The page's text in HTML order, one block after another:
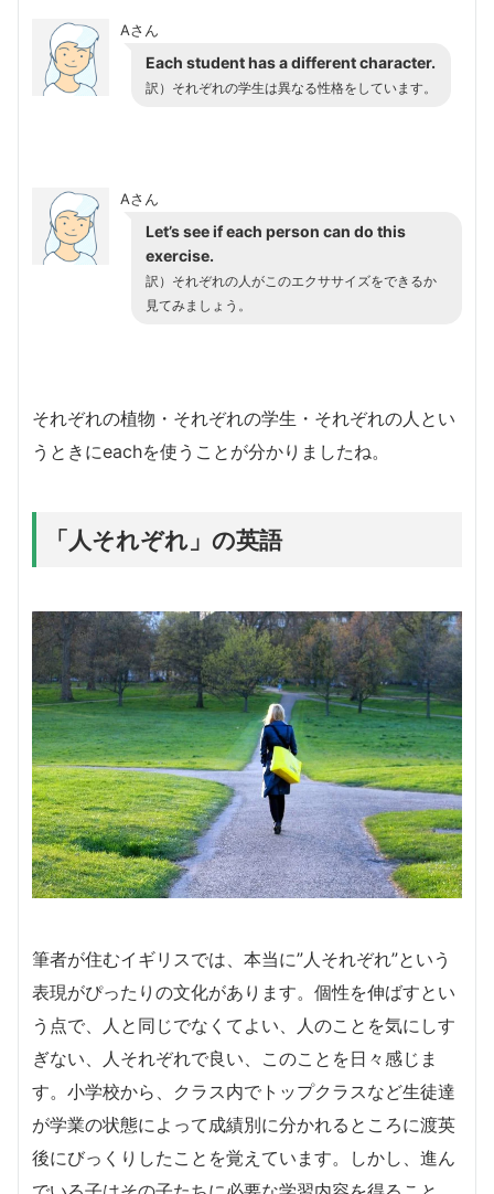
Aさん
Each student has a different character.
訳）それぞれの学生は異なる性格をしています。
Aさん
Let’s see if each person can do this
exercise.
訳）それぞれの人がこのエクササイズをできるか
見てみましょう。
それぞれの植物・それぞれの学生・それぞれの人とい
うときにeachを使うことが分かりましたね。
「人それぞれ」の英語
筆者が住むイギリスでは、本当に”人それぞれ”という
表現がぴったりの文化があります。個性を伸ばすとい
う点で、人と同じでなくてよい、人のことを気にしす
ぎない、人それぞれで良い、このことを日々感じま
す。小学校から、クラス内でトップクラスなど生徒達
が学業の状態によって成績別に分かれるところに渡英
後にびっくりしたことを覚えています。しかし、進ん